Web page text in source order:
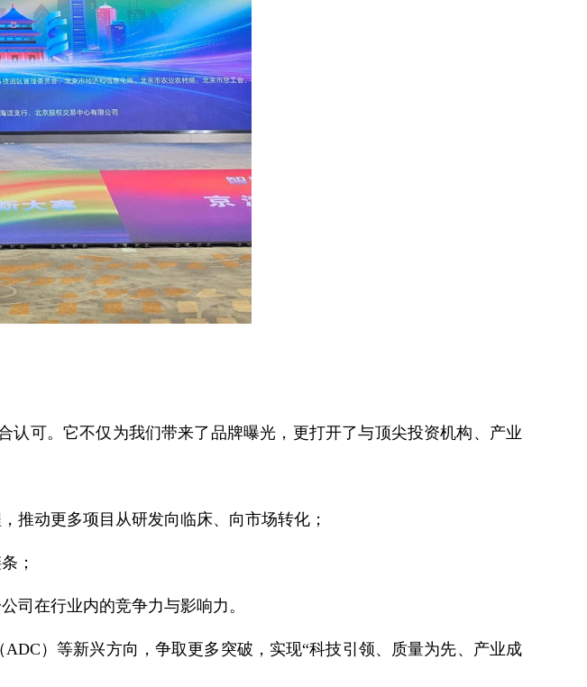
可。它不仅为我们带来了品牌曝光，更打开了与顶尖投资机构、产业
动更多项目从研发向临床、向市场转化；
；
在行业内的竞争力与影响力。
）等新兴方向，争取更多突破，实现“科技引领、质量为先、产业成